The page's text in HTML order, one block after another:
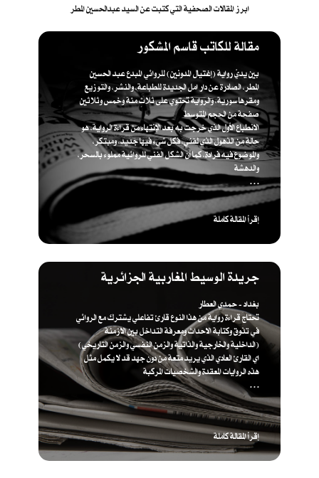
ابرز المقالات الصحفية التي كتبت عن السيد عبدالحسين المطر
مقالة للكاتب قاسم المشكور
بين يديّ رواية (إغتيال المدونين) للروائي المبدع عبد الحسين
المطر، الصادرة عن دار امل الجديدة للطباعة، والنشر، والتوزيع
ومقرها سورية، والرواية تحتوي على ثلاث مئة وخمس وثلاثين
صفحة من الحجم المتوسط
الانطباع الأول الذي خرجت به بعد الإنتهاء من قراءة الرواية، هو
حالة من الذهول الذي لفني، فكل شيء فيها جديد، ومبتكر،
والموضوع فيه فرادة، كما أن الشكل الفني للروائية مملوء بالسحر،
والدهشة
. . .
إقرأ المقالة كاملة
جريدة الوسيط المغاربية الجزائرية
بغداد - حمدي العطار
تحتاج قراءة رواية من هذا النوع قارئ تفاعلي يشترك مع الروائي
في تذوق وكتابة الاحداث ومعرفة التداخل بين الازمنة
(الداخلية والخارجية والذاتية والزمن النفسي والزمن التاريخي)
اي القارئ العادي الذي يريد متعة من دون جهد قد لا يكمل مثل
هذه الروايات المعقدة والشخصيات المركبة
. . .
إقرأ المقالة كاملة